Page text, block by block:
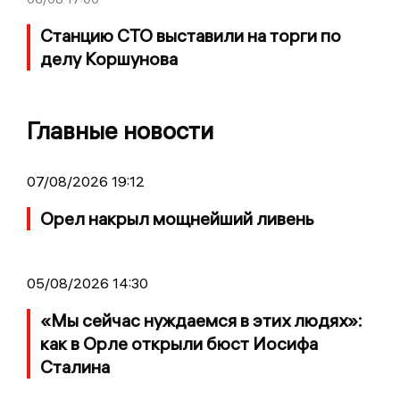
Станцию СТО выставили на торги по
делу Коршунова
Главные новости
07/08/2026 19:12
Орел накрыл мощнейший ливень
05/08/2026 14:30
«Мы сейчас нуждаемся в этих людях»:
как в Орле открыли бюст Иосифа
Сталина